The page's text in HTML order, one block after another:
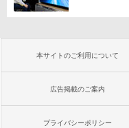
本サイトのご利用について
広告掲載のご案内
プライバシーポリシー